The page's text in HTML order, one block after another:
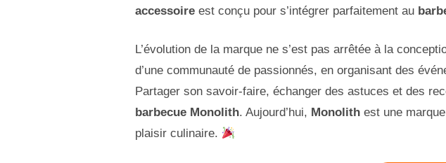
accessoire est conçu pour s’intégrer parfaitement au
L’évolution de la marque ne s’est pas arrêtée à la
d’une communauté de passionnés, en organisant des
Partager son savoir-faire, échanger des astuces et des
barbecue Monolith. Aujourd’hui, Monolith est une
plaisir culinaire.